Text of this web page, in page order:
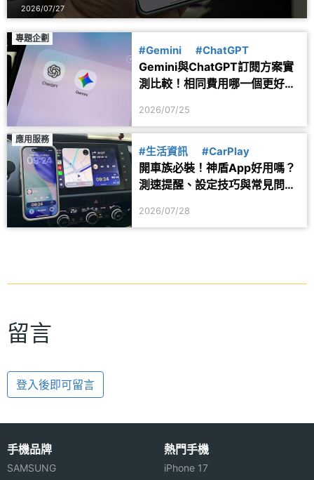
2026/07/27
專題企劃
#Gemini #ChatGPT
Gemini與ChatGPT訂閱方案實
測比較！相同費用哪一個更好
2026/07/25
應用服務
#生活資訊 #CarPlay
開車族必裝！神盾App好用嗎？
測速提醒、設定技巧與常見問題
2026/07/28
留言
登入後即可留言
手機品牌
SAMSUNG
熱門手機
iPhone 17